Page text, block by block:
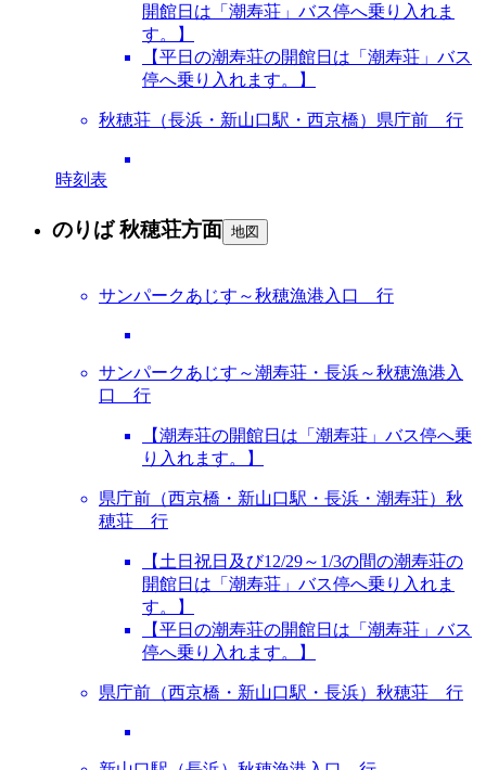
開館日は「潮寿荘」バス停へ乗り入れま
す。】
【平日の潮寿荘の開館日は「潮寿荘」バス
停へ乗り入れます。】
秋穂荘（長浜・新山口駅・西京橋）県庁前 行
時刻表
のりば 秋穂荘方面 地図
サンパークあじす～秋穂漁港入口 行
サンパークあじす～潮寿荘・長浜～秋穂漁港入
口 行
【潮寿荘の開館日は「潮寿荘」バス停へ乗
り入れます。】
県庁前（西京橋・新山口駅・長浜・潮寿荘）秋
穂荘 行
【土日祝日及び12/29～1/3の間の潮寿荘の
開館日は「潮寿荘」バス停へ乗り入れま
す。】
【平日の潮寿荘の開館日は「潮寿荘」バス
停へ乗り入れます。】
県庁前（西京橋・新山口駅・長浜）秋穂荘 行